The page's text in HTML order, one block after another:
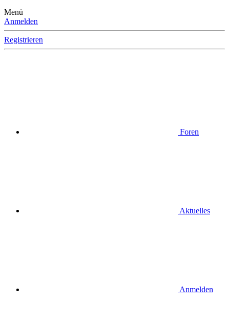
Menü
Anmelden
Registrieren
Foren
Aktuelles
Anmelden